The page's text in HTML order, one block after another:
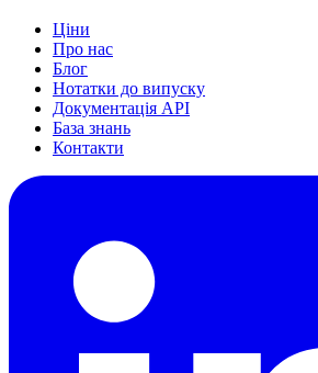
Ціни
Про нас
Блог
Нотатки до випуску
Документація API
База знань
Контакти